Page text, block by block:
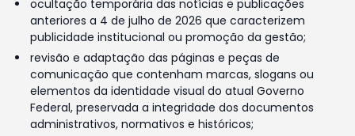
ocultação temporária das notícias e publicações
anteriores a 4 de julho de 2026 que caracterizem
publicidade institucional ou promoção da gestão;
revisão e adaptação das páginas e peças de
comunicação que contenham marcas, slogans ou
elementos da identidade visual do atual Governo
Federal, preservada a integridade dos documentos
administrativos, normativos e históricos;